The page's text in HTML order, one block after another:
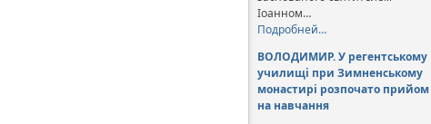
Іоанном…
Подробней…
ВОЛОДИМИР. У регентському
училищі при Зимненському
монастирі розпочато прийом
на навчання